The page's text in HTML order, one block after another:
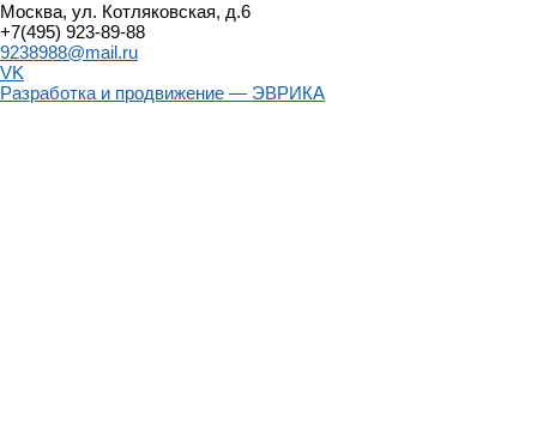
Москва, ул. Котляковская, д.6
+7(495) 923-89-88
9238988@mail.ru
VK
Разработка и продвижение — ЭВРИКА